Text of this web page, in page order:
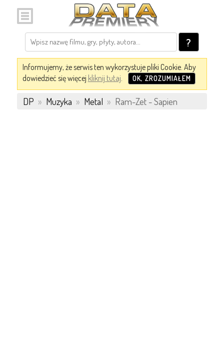
?
Informujemy, że serwis ten wykorzystuje pliki Cookie. Aby
dowiedzieć się więcej kliknij tutaj. OK, ZROZUMIAŁEM
DP » Muzyka » Metal » Ram-Zet - Sapien